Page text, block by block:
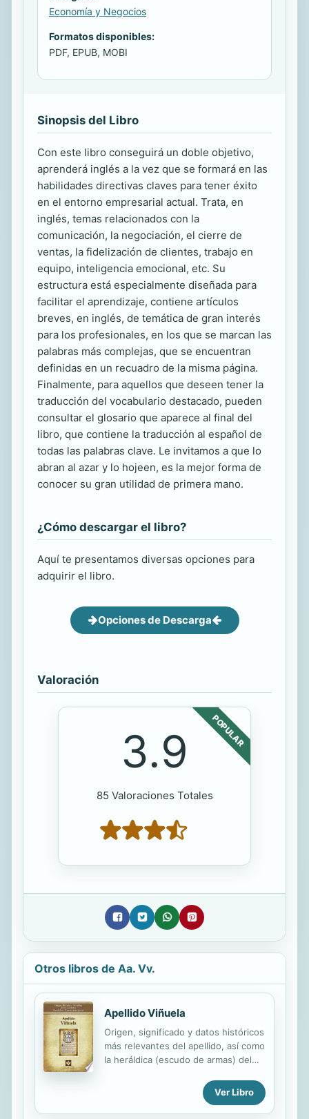
Economía y Negocios
Formatos disponibles:
PDF, EPUB, MOBI
Sinopsis del Libro
Con este libro conseguirá un doble objetivo,
aprenderá inglés a la vez que se formará en las
habilidades directivas claves para tener éxito
en el entorno empresarial actual. Trata, en
inglés, temas relacionados con la
comunicación, la negociación, el cierre de
ventas, la fidelización de clientes, trabajo en
equipo, inteligencia emocional, etc. Su
estructura está especialmente diseñada para
facilitar el aprendizaje, contiene artículos
breves, en inglés, de temática de gran interés
para los profesionales, en los que se marcan las
palabras más complejas, que se encuentran
definidas en un recuadro de la misma página.
Finalmente, para aquellos que deseen tener la
traducción del vocabulario destacado, pueden
consultar el glosario que aparece al final del
libro, que contiene la traducción al español de
todas las palabras clave. Le invitamos a que lo
abran al azar y lo hojeen, es la mejor forma de
conocer su gran utilidad de primera mano.
¿Cómo descargar el libro?
Aquí te presentamos diversas opciones para
adquirir el libro.
Opciones de Descarga
Valoración
POPULAR
3.9
85 Valoraciones Totales
Otros libros de Aa. Vv.
Apellido Viñuela
Origen, significado y datos históricos
más relevantes del apellido, así como
la heráldica (escudo de armas) del
edición de todas nuestras láminas
nos regimos por un estricto
protocolo cuya finalidad es la de
Ver Libro